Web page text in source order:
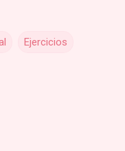
Ejercicios